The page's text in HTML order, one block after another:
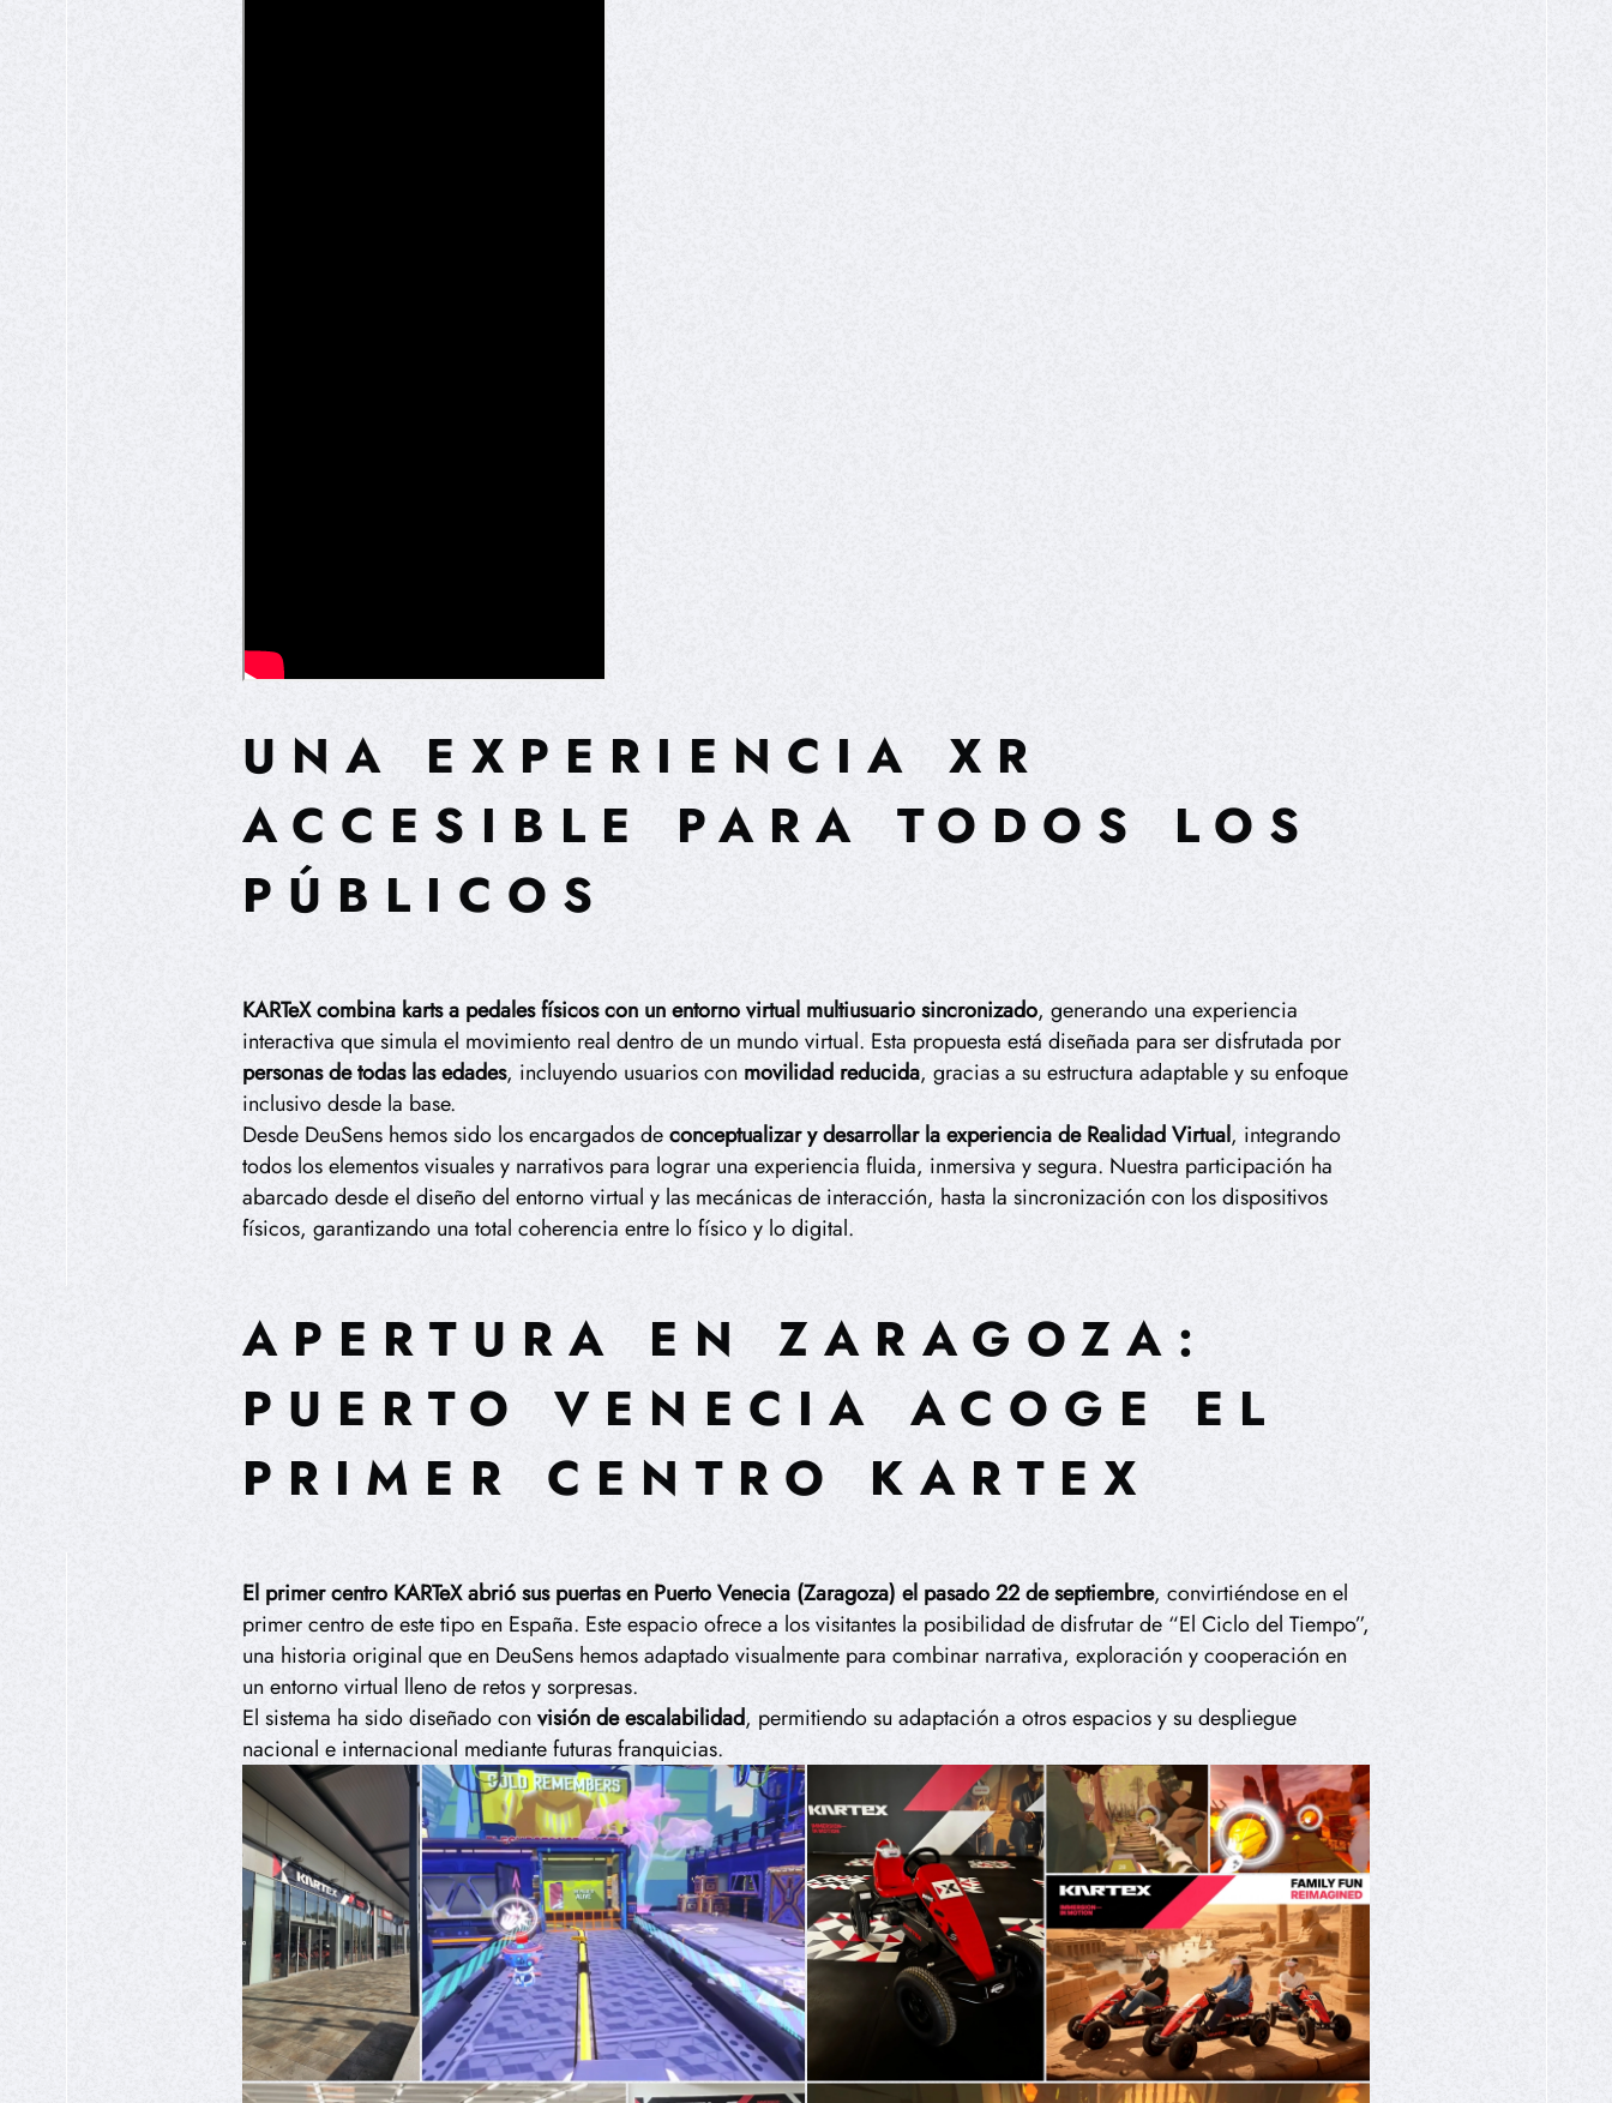
UNA EXPERIENCIA XR
ACCESIBLE PARA TODOS LOS
PÚBLICOS
KARTeX combina karts a pedales físicos con un entorno virtual multiusuario sincronizado, generando una experiencia
interactiva que simula el movimiento real dentro de un mundo virtual. Esta propuesta está diseñada para ser disfrutada por
personas de todas las edades, incluyendo usuarios con movilidad reducida, gracias a su estructura adaptable y su enfoque
inclusivo desde la base.
Desde DeuSens hemos sido los encargados deconceptualizar y desarrollar la experiencia de Realidad Virtual, integrando
todos los elementos visuales y narrativos para lograr una experiencia fluida, inmersiva y segura. Nuestra participación ha
abarcado desde el diseño del entorno virtual y las mecánicas de interacción, hasta la sincronización con los dispositivos
físicos, garantizando una total coherencia entre lo físico y lo digital.
APERTURA EN ZARAGOZA:
PUERTO VENECIA ACOGE EL
PRIMER CENTRO KARTEX
El primer centro KARTeX abrió sus puertas en Puerto Venecia (Zaragoza) el pasado 22 de septiembre, convirtiéndose en el
primer centro de este tipo en España. Este espacio ofrece a los visitantes la posibilidad de disfrutar de “El Ciclo del Tiempo”,
una historia original que en DeuSens hemos adaptado visualmente para combinar narrativa, exploración y cooperación en
un entorno virtual lleno de retos y sorpresas.
El sistema ha sido diseñado convisión de escalabilidad, permitiendo su adaptación a otros espacios y su despliegue
nacional e internacional mediante futuras franquicias.